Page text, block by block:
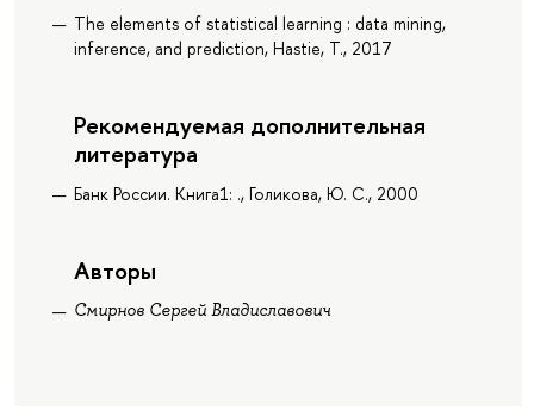
The elements of statistical learning : data mining,
inference, and prediction, Hastie, T., 2017
Рекомендуемая дополнительная
литература
Банк России. Книга1: ., Голикова, Ю. С., 2000
Авторы
Смирнов Сергей Владиславович